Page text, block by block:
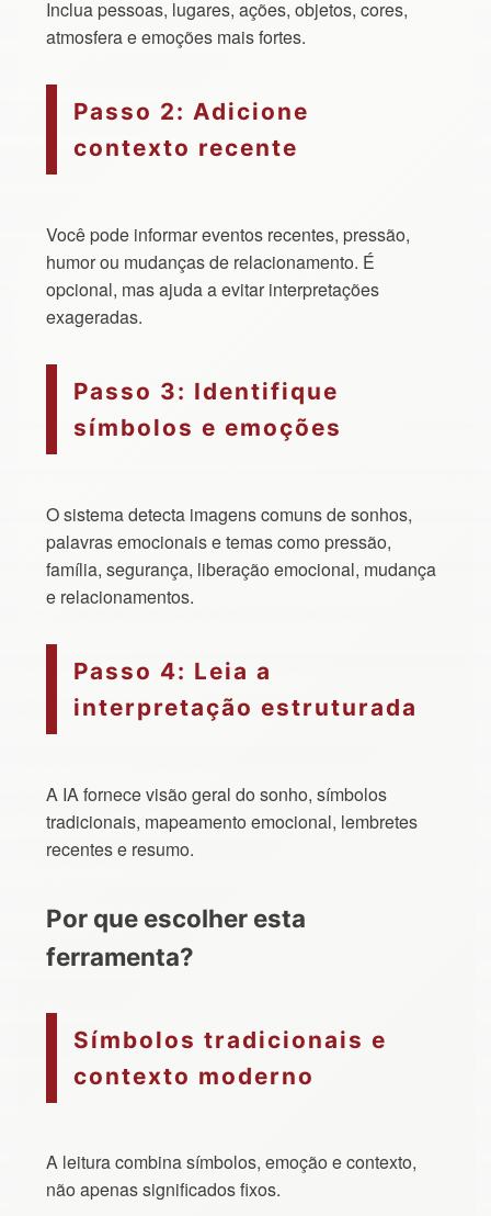
Inclua pessoas, lugares, ações, objetos, cores,
atmosfera e emoções mais fortes.
Passo 2: Adicione
contexto recente
Você pode informar eventos recentes, pressão,
humor ou mudanças de relacionamento. É
opcional, mas ajuda a evitar interpretações
exageradas.
Passo 3: Identifique
símbolos e emoções
O sistema detecta imagens comuns de sonhos,
palavras emocionais e temas como pressão,
família, segurança, liberação emocional, mudança
e relacionamentos.
Passo 4: Leia a
interpretação estruturada
A IA fornece visão geral do sonho, símbolos
tradicionais, mapeamento emocional, lembretes
recentes e resumo.
Por que escolher esta
ferramenta?
Símbolos tradicionais e
contexto moderno
A leitura combina símbolos, emoção e contexto,
não apenas significados fixos.